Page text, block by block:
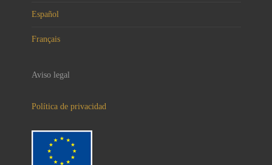
Español
Français
Aviso legal
Política de privacidad